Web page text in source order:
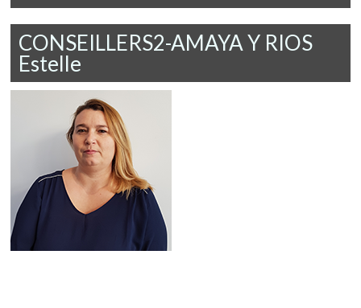
CONSEILLERS2-AMAYA Y RIOS
Estelle